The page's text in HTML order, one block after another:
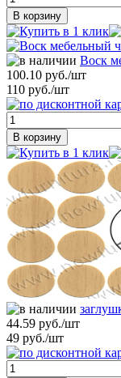
В корзину
Воск
100.10 руб./шт
110 руб./шт
В корзину
44.59 руб./шт
49 руб./шт